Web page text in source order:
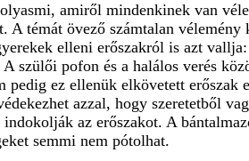
amiről mindenkinek van
A témát övező számtalan
elleni erőszakról is azt
A szülői pofon és a halálos verés
pedig ez ellenük elkövetett erőszak
azzal, hogy szeretetből
az erőszakot. A
semmi nem pótolhat.